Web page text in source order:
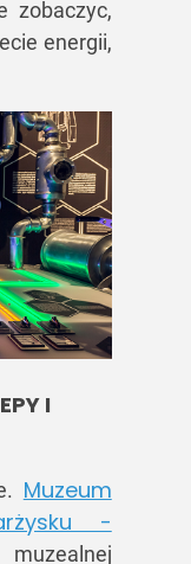
zobaczyc,
energii,
I
Muzeum
-